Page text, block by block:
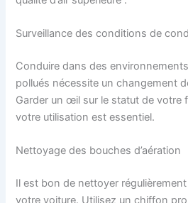
Surveillance des conditions de
Conduire dans des
pollués nécessite un changement
Garder un œil sur le statut de votre
votre utilisation est essentiel.
Nettoyage des bouches d’aération
Il est bon de nettoyer régulièrement
votre voiture. Utilisez un chiffon